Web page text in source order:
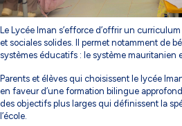
Le Lycée Iman s’efforce d’offrir un
et sociales solides. Il permet notamment de
systèmes éducatifs : le système mauritanien
Parents et élèves qui choisissent le lycée
en faveur d’une formation bilingue
des objectifs plus larges qui définissent la
l’école.